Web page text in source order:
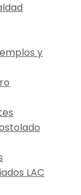
y
LAC